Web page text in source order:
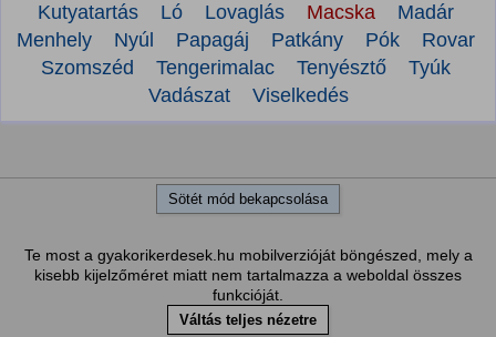
Kutyatartás
Ló Lovaglás Macska
Madár
Menhely
Nyúl Papagáj Patkány Pók
Rovar
Szomszéd
Tengerimalac Tenyésztő
Tyúk
Vadászat
Viselkedés
Sötét mód bekapcsolása
Te most a gyakorikerdesek.hu mobilverzióját böngészed, mely a
kisebb kijelzőméret miatt nem tartalmazza a weboldal összes
funkcióját.
Váltás teljes nézetre